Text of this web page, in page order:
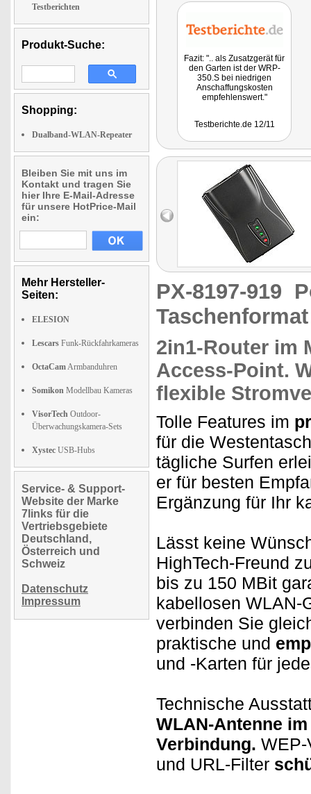
Testberichten
Produkt-Suche:
Shopping:
Dualband-WLAN-Repeater
Bleiben Sie mit uns im
Kontakt und tragen Sie
hier Ihre E-Mail-Adresse
für unsere HotPrice-Mail
ein:
Mehr Hersteller-
Seiten:
ELESION
Lescars Funk-Rückfahrkameras
OctaCamArmbanduhren
Somikon Modellbau Kameras
VisorTech Outdoor-
Überwachungskamera-Sets
Xystec USB-Hubs
Service- & Support-
Website der Marke
7links für die
Vertriebsgebiete
Deutschland,
Österreich und
Schweiz
Datenschutz
Impressum
Fazit: ".. als Zusatzgerät für
den Garten ist der WRP-
350.S bei niedrigen
Anschaffungskosten
empfehlenswert."
Testberichte.de 12/11
PX-8197-919
Taschenformat
2in1-Router im
Access-Point.
flexible
Tolle Features im
für die
tägliche Surfen
er für besten
Ergänzung für Ihr
Lässt keine
HighTech-Freund
bis zu 150 MBit
kabellosen WLAN-
verbinden Sie
praktische und
und -Karten für
Technische
WLAN-Antenne
Verbindung.
und URL-Filter